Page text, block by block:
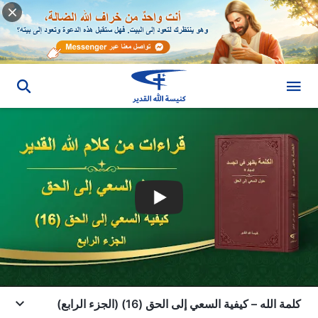
كلمة الله – كيفية السعي إلى الحق (16) (الجزء الرابع)